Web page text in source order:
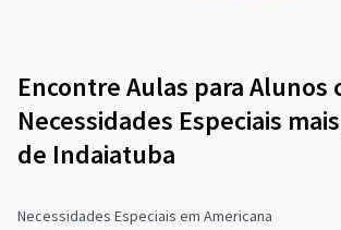
Encontre Aulas para Alunos
Necessidades Especiais
de Indaiatuba
Necessidades Especiais em Americana